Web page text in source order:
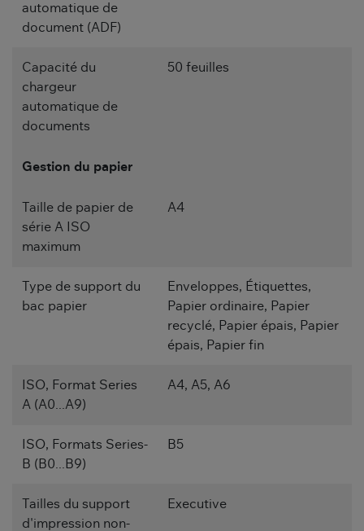
automatique de
document (ADF)
Capacité du
chargeur
automatique de
documents
50 feuilles
Gestion du papier
Taille de papier de
série A ISO
maximum
A4
Type de support du
bac papier
Enveloppes, Étiquettes,
Papier ordinaire, Papier
recyclé, Papier épais, Papier
épais, Papier fin
ISO, Format Series
A (A0...A9)
A4, A5, A6
ISO, Formats Series-
B (B0...B9)
B5
Tailles du support
d'impression non-
Executive